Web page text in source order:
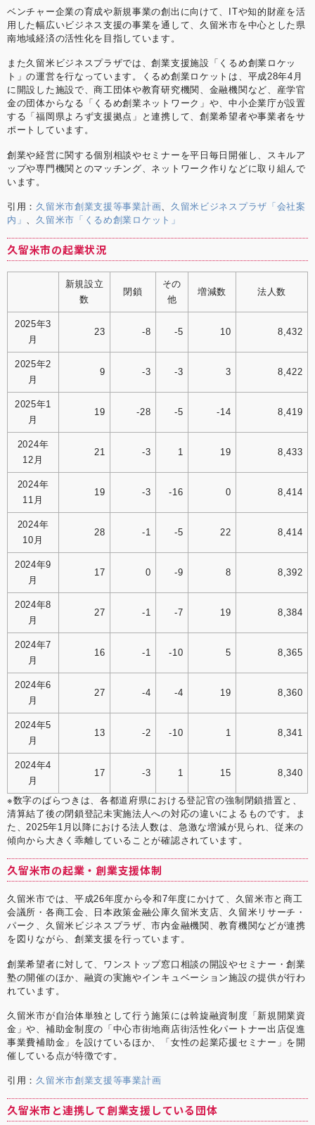
ベンチャー企業の育成や新規事業の創出に向けて、ITや知的財産を活
用した幅広いビジネス支援の事業を通して、久留米市を中心とした県
南地域経済の活性化を目指しています。
また久留米ビジネスプラザでは、創業支援施設「くるめ創業ロケッ
ト」の運営を行なっています。くるめ創業ロケットは、平成28年4月
に開設した施設で、商工団体や教育研究機関、金融機関など、産学官
金の団体からなる「くるめ創業ネットワーク」や、中小企業庁が設置
する「福岡県よろず支援拠点」と連携して、創業希望者や事業者をサ
ポートしています。
創業や経営に関する個別相談やセミナーを平日毎日開催し、スキルア
ップや専門機関とのマッチング、ネットワーク作りなどに取り組んで
います。
引用： 久留米市創業支援等事業計画
久留米ビジネスプラザ「会社案
内」
久留米市「くるめ創業ロケット」
久留米市の起業状況
新規設立
数
閉鎖
その
他
増減数 法人数
2025年3
月
23 -8 -5 10 8,432
2025年2
月
9 -3 -3 3 8,422
2025年1
月
19 -28 -5 -14 8,419
2024年
12月
21 -3 1 19 8,433
2024年
11月
19 -3 -16 0 8,414
2024年
10月
28 -1 -5 22 8,414
2024年9
月
17 0 -9 8 8,392
2024年8
月
27 -1 -7 19 8,384
2024年7
月
16 -1 -10 5 8,365
2024年6
月
27 -4 -4 19 8,360
2024年5
月
13 -2 -10 1 8,341
2024年4
月
17 -3 1 15 8,340
※数字のばらつきは、各都道府県における登記官の強制閉鎖措置と、
清算結了後の閉鎖登記未実施法人への対応の違いによるものです。ま
た、2025年1月以降における法人数は、急激な増減が見られ、従来の
傾向から大きく乖離していることが確認されています。
久留米市の起業・創業支援体制
久留米市では、平成26年度から令和7年度にかけて、久留米市と商工
会議所・各商工会、日本政策金融公庫久留米支店、久留米リサーチ・
パーク、久留米ビジネスプラザ、市内金融機関、教育機関などが連携
を図りながら、創業支援を行っています。
創業希望者に対して、ワンストップ窓口相談の開設やセミナー・創業
塾の開催のほか、融資の実施やインキュベーション施設の提供が行わ
れています。
久留米市が自治体単独として行う施策には斡旋融資制度「新規開業資
金」や、補助金制度の「中心市街地商店街活性化パートナー出店促進
事業費補助金」を設けているほか、「女性の起業応援セミナー」を開
催している点が特徴です。
引用： 久留米市創業支援等事業計画
久留米市と連携して創業支援している団体